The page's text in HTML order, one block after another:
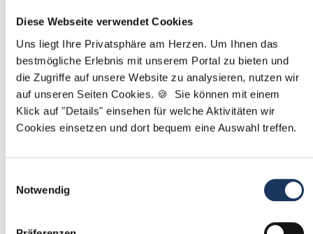
Diese Webseite verwendet Cookies
Uns liegt Ihre Privatsphäre am Herzen. Um Ihnen das
bestmögliche Erlebnis mit unserem Portal zu bieten und
die Zugriffe auf unsere Website zu analysieren, nutzen wir
auf unseren Seiten Cookies. 🍪 Sie können mit einem
Klick auf "Details" einsehen für welche Aktivitäten wir
Cookies einsetzen und dort bequem eine Auswahl treffen.
Notwendig
Stellenanfrage absenden
Schon Stellenanfrage abgesendet? Dann passen Siehier
Ihre Angaben für die Stellensuche an.
Mit*markierte Felder sind Pflichtfelder